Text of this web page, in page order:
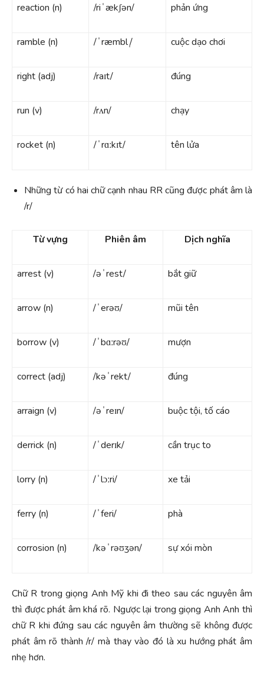
reaction (n) /riˈækʃən/ phản ứng
ramble (n) /ˈræmbl ̩/ cuộc dạo chơi
right (adj) /raɪt/ đúng
run (v) /rʌn/ chạy
rocket (n) /ˈrɑːkɪt/ tên lửa
Những từ có hai chữ cạnh nhau RR cũng được phát âm là
/r/
Từ vựng Phiên âm Dịch nghĩa
arrest (v) /əˈrest/ bắt giữ
arrow (n) /ˈerəʊ/ mũi tên
borrow (v) /ˈbɑːrəʊ/ mượn
correct (adj) /kəˈrekt/ đúng
arraign (v) /əˈreɪn/ buộc tội, tố cáo
derrick (n) /ˈderɪk/ cần trục to
lorry (n) /ˈlɔːri/ xe tải
ferry (n) /ˈferi/ phà
corrosion (n) /kəˈrəʊʒən/ sự xói mòn
Chữ R trong giọng Anh Mỹ khi đi theo sau các nguyên âm
thì được phát âm khá rõ. Ngược lại trong giọng Anh Anh thì
chữ R khi đứng sau các nguyên âm thường sẽ không được
phát âm rõ thành /r/ mà thay vào đó là xu hướng phát âm
nhẹ hơn.